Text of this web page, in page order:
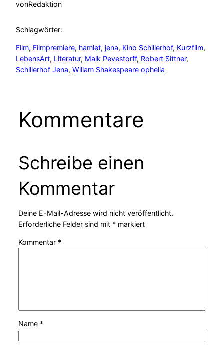
vonRedaktion
Schlagwörter:
Film, Filmpremiere, hamlet, jena, Kino Schillerhof, Kurzfilm
LebensArt, Literatur, Maik Pevestorff, Robert Sittner
Schillerhof Jena, Willam Shakespeare ophelia
Kommentare
Schreibe einen
Kommentar
Deine E-Mail-Adresse wird nicht veröffentlicht.
Erforderliche Felder sind mit *markiert
Kommentar *
Name *